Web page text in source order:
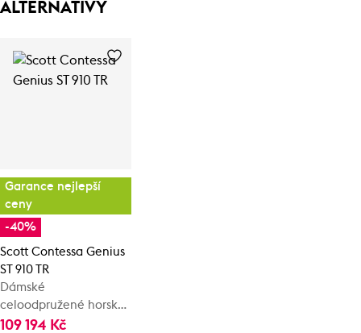
ALTERNATIVY
Garance nejlepší
ceny
-40%
Scott Contessa Genius
ST 910 TR
Dámské
celoodpružené horské
kolo
109 194 Kč